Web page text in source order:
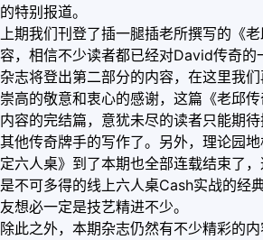
的特别报道。
上期我们刊登了插一腿插老所撰写的《
容，相信不少读者都已经对David传奇的
杂志将登出第二部分的内容，在这里我
崇高的敬意和衷心的感谢，这篇《老邱
内容的完结篇，意犹未尽的读者只能期
其他传奇牌手的写作了。另外，理论园
定六人桌》到了本期也全部连载结束了，
是不可多得的线上六人桌Cash实战的经
友想必一定是技艺精进不少。
除此之外，本期杂志仍然有不少精彩的